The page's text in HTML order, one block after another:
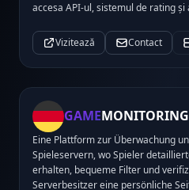
accesa API-ul, sistemul de rating
Vizitează Contact
GAMEMONITORING
Eine Plattform zur Überwachung
Spieleservern, wo Spieler
erhalten, bequeme Filter und
Serverbesitzer eine persönliche